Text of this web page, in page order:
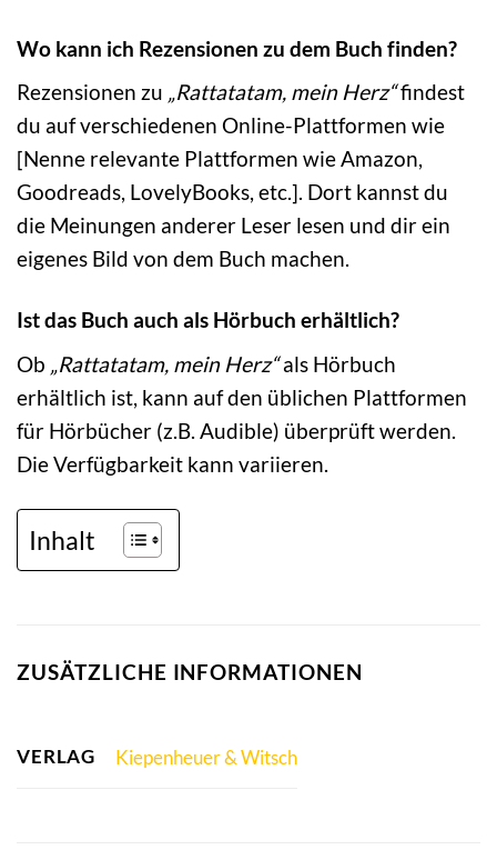
Wo kann ich Rezensionen zu dem Buch finden?
Rezensionen zu „Rattatatam, mein Herz“findest
du auf verschiedenen Online-Plattformen wie
[Nenne relevante Plattformen wie Amazon,
Goodreads, LovelyBooks, etc.]. Dort kannst du
die Meinungen anderer Leser lesen und dir ein
eigenes Bild von dem Buch machen.
Ist das Buch auch als Hörbuch erhältlich?
Ob „Rattatatam, mein Herz“als Hörbuch
erhältlich ist, kann auf den üblichen Plattformen
für Hörbücher (z.B. Audible) überprüft werden.
Die Verfügbarkeit kann variieren.
Inhalt
ZUSÄTZLICHE INFORMATIONEN
VERLAG Kiepenheuer & Witsch